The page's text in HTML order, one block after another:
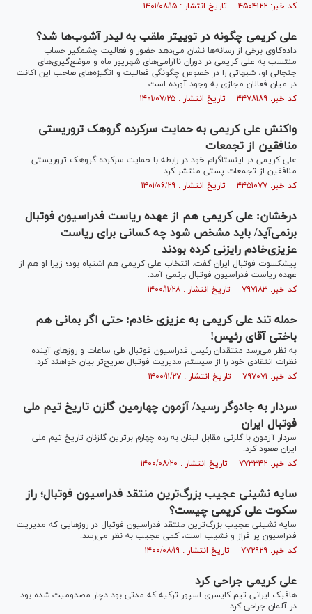
کد خبر: ۴۵۰۴۱۲۲ تاریخ انتشار : ۱۴۰۱/۰۸/۱۵
علی کریمی چگونه در توییتر ملقب به لیدر آشوب‌ها شد؟
داده‌کاوی برخی از رسانه‌ها نشان می‌دهد حضور و فعالیت چشمگیر حساب
منتسب به علی کریمی در دوران ناآرامی‌های شهریور ماه و موضع‌گیری‌های
جنجالی او، شبهاتی را در خصوص چگونگی فعالیت و انگیزه‌های صاحب این اکانت
در میان فعالان مجازی به وجود آورده است.
کد خبر: ۴۴۷۸۱۸۹ تاریخ انتشار : ۱۴۰۱/۰۷/۲۵
واکنش علی کریمی به حمایت سرکرده گروهک تروریستی
منافقین از تجمعات
علی کریمی در اینستاگرام خود در رابطه با حمایت سرکرده گروهک تروریستی
منافقین از تجمعات پستی منتشر کرد.
کد خبر: ۴۴۵۱۰۷۷ تاریخ انتشار : ۱۴۰۱/۰۶/۲۹
درخشان: علی کریمی هم از عهده ریاست فدراسیون فوتبال
برنمی‌آید/ باید مشخص شود چه کسانی برای ریاست
عزیزی‌خادم رایزنی کرده بودند
پیشکسوت فوتبال ایران گفت: انتخاب علی کریمی هم اشتباه بود؛ زیرا او هم از
عهده ریاست فدراسیون فوتبال برنمی آمد.
کد خبر: ۷۹۷۱۸۳ تاریخ انتشار : ۱۴۰۰/۱۱/۲۸
حمله تند علی کریمی به عزیزی خادم: حتی اگر بمانی هم
باختی آقای رئیس!
به نظر می‌رسد منتقدان رئیس فدراسیون فوتبال طی ساعات و روزهای آینده
نظرات انتقادی خود را از سیستم مدیریت فوتبال صریح‌تر بیان خواهند کرد.
کد خبر: ۷۹۷۰۷۱ تاریخ انتشار : ۱۴۰۰/۱۱/۲۷
سردار به جادوگر رسید/ آزمون چهارمین گلزن تاریخ تیم ملی
فوتبال ایران
سردار آزمون با گلزنی مقابل لبنان به رده چهارم برترین گلزنان تاریخ تیم ملی
ایران صعود کرد.
کد خبر: ۷۷۳۳۴۲ تاریخ انتشار : ۱۴۰۰/۰۸/۲۰
سایه نشینی عجیب بزرگ‌ترین منتقد فدراسیون فوتبال؛ راز
سکوت علی کریمی چیست؟
سایه نشینی عجیب بزرگ‌ترین منتقد فدراسیون فوتبال در روزهایی که مدیریت
فدراسیون پر فراز و نشیب است، کمی عجیب به نظر می‌رسد.
کد خبر: ۷۷۲۹۲۹ تاریخ انتشار : ۱۴۰۰/۰۸/۱۹
علی کریمی جراحی کرد
هافبک ایرانی تیم کایسری اسپور ترکیه که مدتی بود دچار مصدومیت شده بود
در آلمان جراحی کرد.